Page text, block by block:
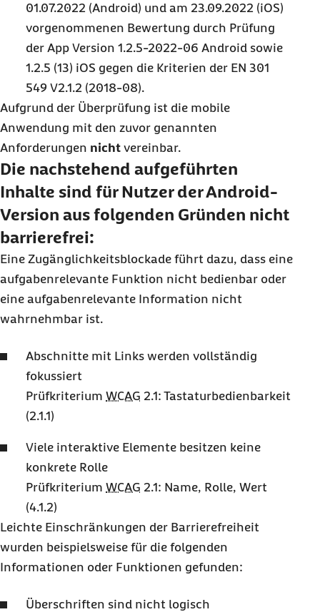
01.07.2022 (Android) und am 23.09.2022 (iOS)
vorgenommenen Bewertung durch Prüfung
der App Version 1.2.5-2022-06 Android sowie
1.2.5 (13) iOS gegen die Kriterien der EN 301
549 V2.1.2 (2018-08).
Aufgrund der Überprüfung ist die mobile
Anwendung mit den zuvor genannten
Anforderungen nicht vereinbar.
Die nachstehend aufgeführten
Inhalte sind für Nutzer der Android-
Version aus folgenden Gründen nicht
barrierefrei:
Eine Zugänglichkeitsblockade führt dazu, dass eine
aufgabenrelevante Funktion nicht bedienbar oder
eine aufgabenrelevante Information nicht
wahrnehmbar ist.
Abschnitte mit Links werden vollständig
fokussiert
Prüfkriterium WCAG 2.1: Tastaturbedienbarkeit
(2.1.1)
Viele interaktive Elemente besitzen keine
konkrete Rolle
Prüfkriterium WCAG 2.1: Name, Rolle, Wert
(4.1.2)
Leichte Einschränkungen der Barrierefreiheit
wurden beispielsweise für die folgenden
Informationen oder Funktionen gefunden:
Überschriften sind nicht logisch